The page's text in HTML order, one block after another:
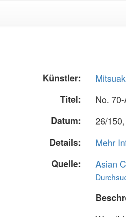
Künstler:
Titel:
No.
Datum:
26/
Details:
Mehr
Quelle:
Asian